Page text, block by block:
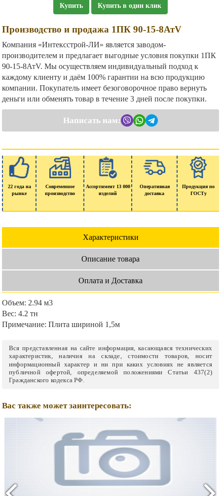
Купить Купить в один клик
Производство и продажа 1ПК 90-15-8АтV
Компания «Интексстрой-ЛИ» является заводом-
производителем и предлагает выгодные условия покупки 1ПК
90-15-8АтV. Мы осуществляем индивидуальный подход к
каждому клиенту и даём 100% гарантии на всю продукцию
компании. Покупатель имеет безоговорочное право вернуть
деньги или обменять товар в течение 3 дней после покупки.
Написать нам:
22 года на
рынке
Современное
производство
Ассортимент 13 000
изделий
Оперативная
доставка
Продукция по
ГОСТу
Характеристики
Описание товара
Оплата и Доставка
Объем: 2.94 м3
Вес: 4.2 тн
Примечание: Плита шириной 1,5м
Вся представленная на сайте информация, касающаяся технических
характеристик, наличия на складе, стоимости товаров, носит
информационный характер и ни при каких условиях не является
публичной офертой, определяемой положениями Статьи 437(2)
Гражданского кодекса РФ.
Вас также может заинтересовать: